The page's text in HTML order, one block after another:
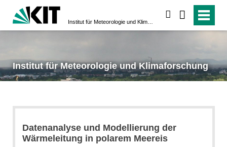
Institut für Meteorologie und Klimaforschung
Datenanalyse und Modellierung der
Wärmeleitung in polarem Meereis